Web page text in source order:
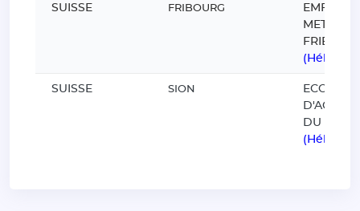
SUISSE FRIBOURG
EMF -
METIERS
SUISSE SION
ECOLE
DU